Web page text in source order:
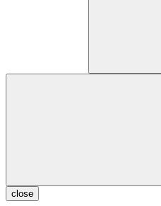
close